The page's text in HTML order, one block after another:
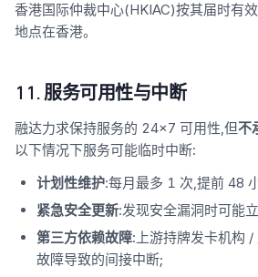
香港国际仲裁中心(HKIAC)按其届时有
地点在香港。
11. 服务可用性与中断
融达力求保持服务的 24×7 可用性,但不
以下情况下服务可能临时中断:
计划性维护:每月最多 1 次,提前 48
紧急安全更新:发现安全漏洞时可能
第三方依赖故障:上游持牌发卡机构
故障导致的间接中断;